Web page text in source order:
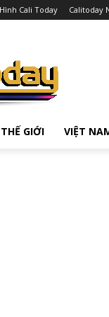
Cali Today Calitoday
THẾ GIỚI VIỆT